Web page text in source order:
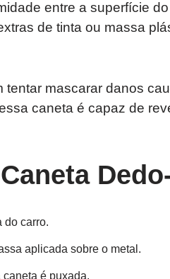
entre a superfície
de tinta ou massa
mascarar danos
caneta é capaz de
do carro.
aplicada sobre o metal.
é puxada.